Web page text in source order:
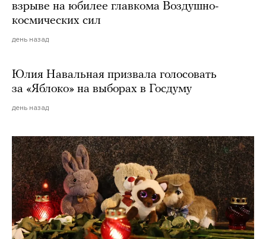
взрыве на юбилее главкома Воздушно-
космических сил
день назад
Юлия Навальная призвала голосовать
за «Яблоко» на выборах в Госдуму
день назад